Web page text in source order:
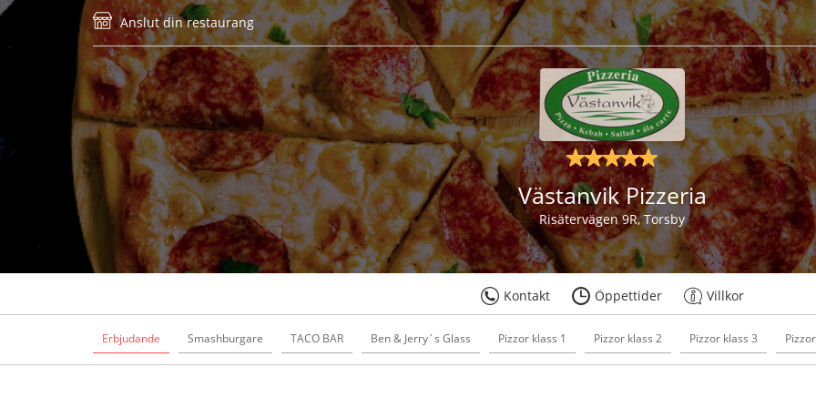
Anslut din restaurang
Västanvik Pizzeria
Risätervägen 9R, Torsby
Kontakt Öppettider Villkor
Erbjudande Smashburgare TACO BAR Ben & Jerry´s Glass Pizzor klass 1 Pizzor klass 2 Pizzor klass 3